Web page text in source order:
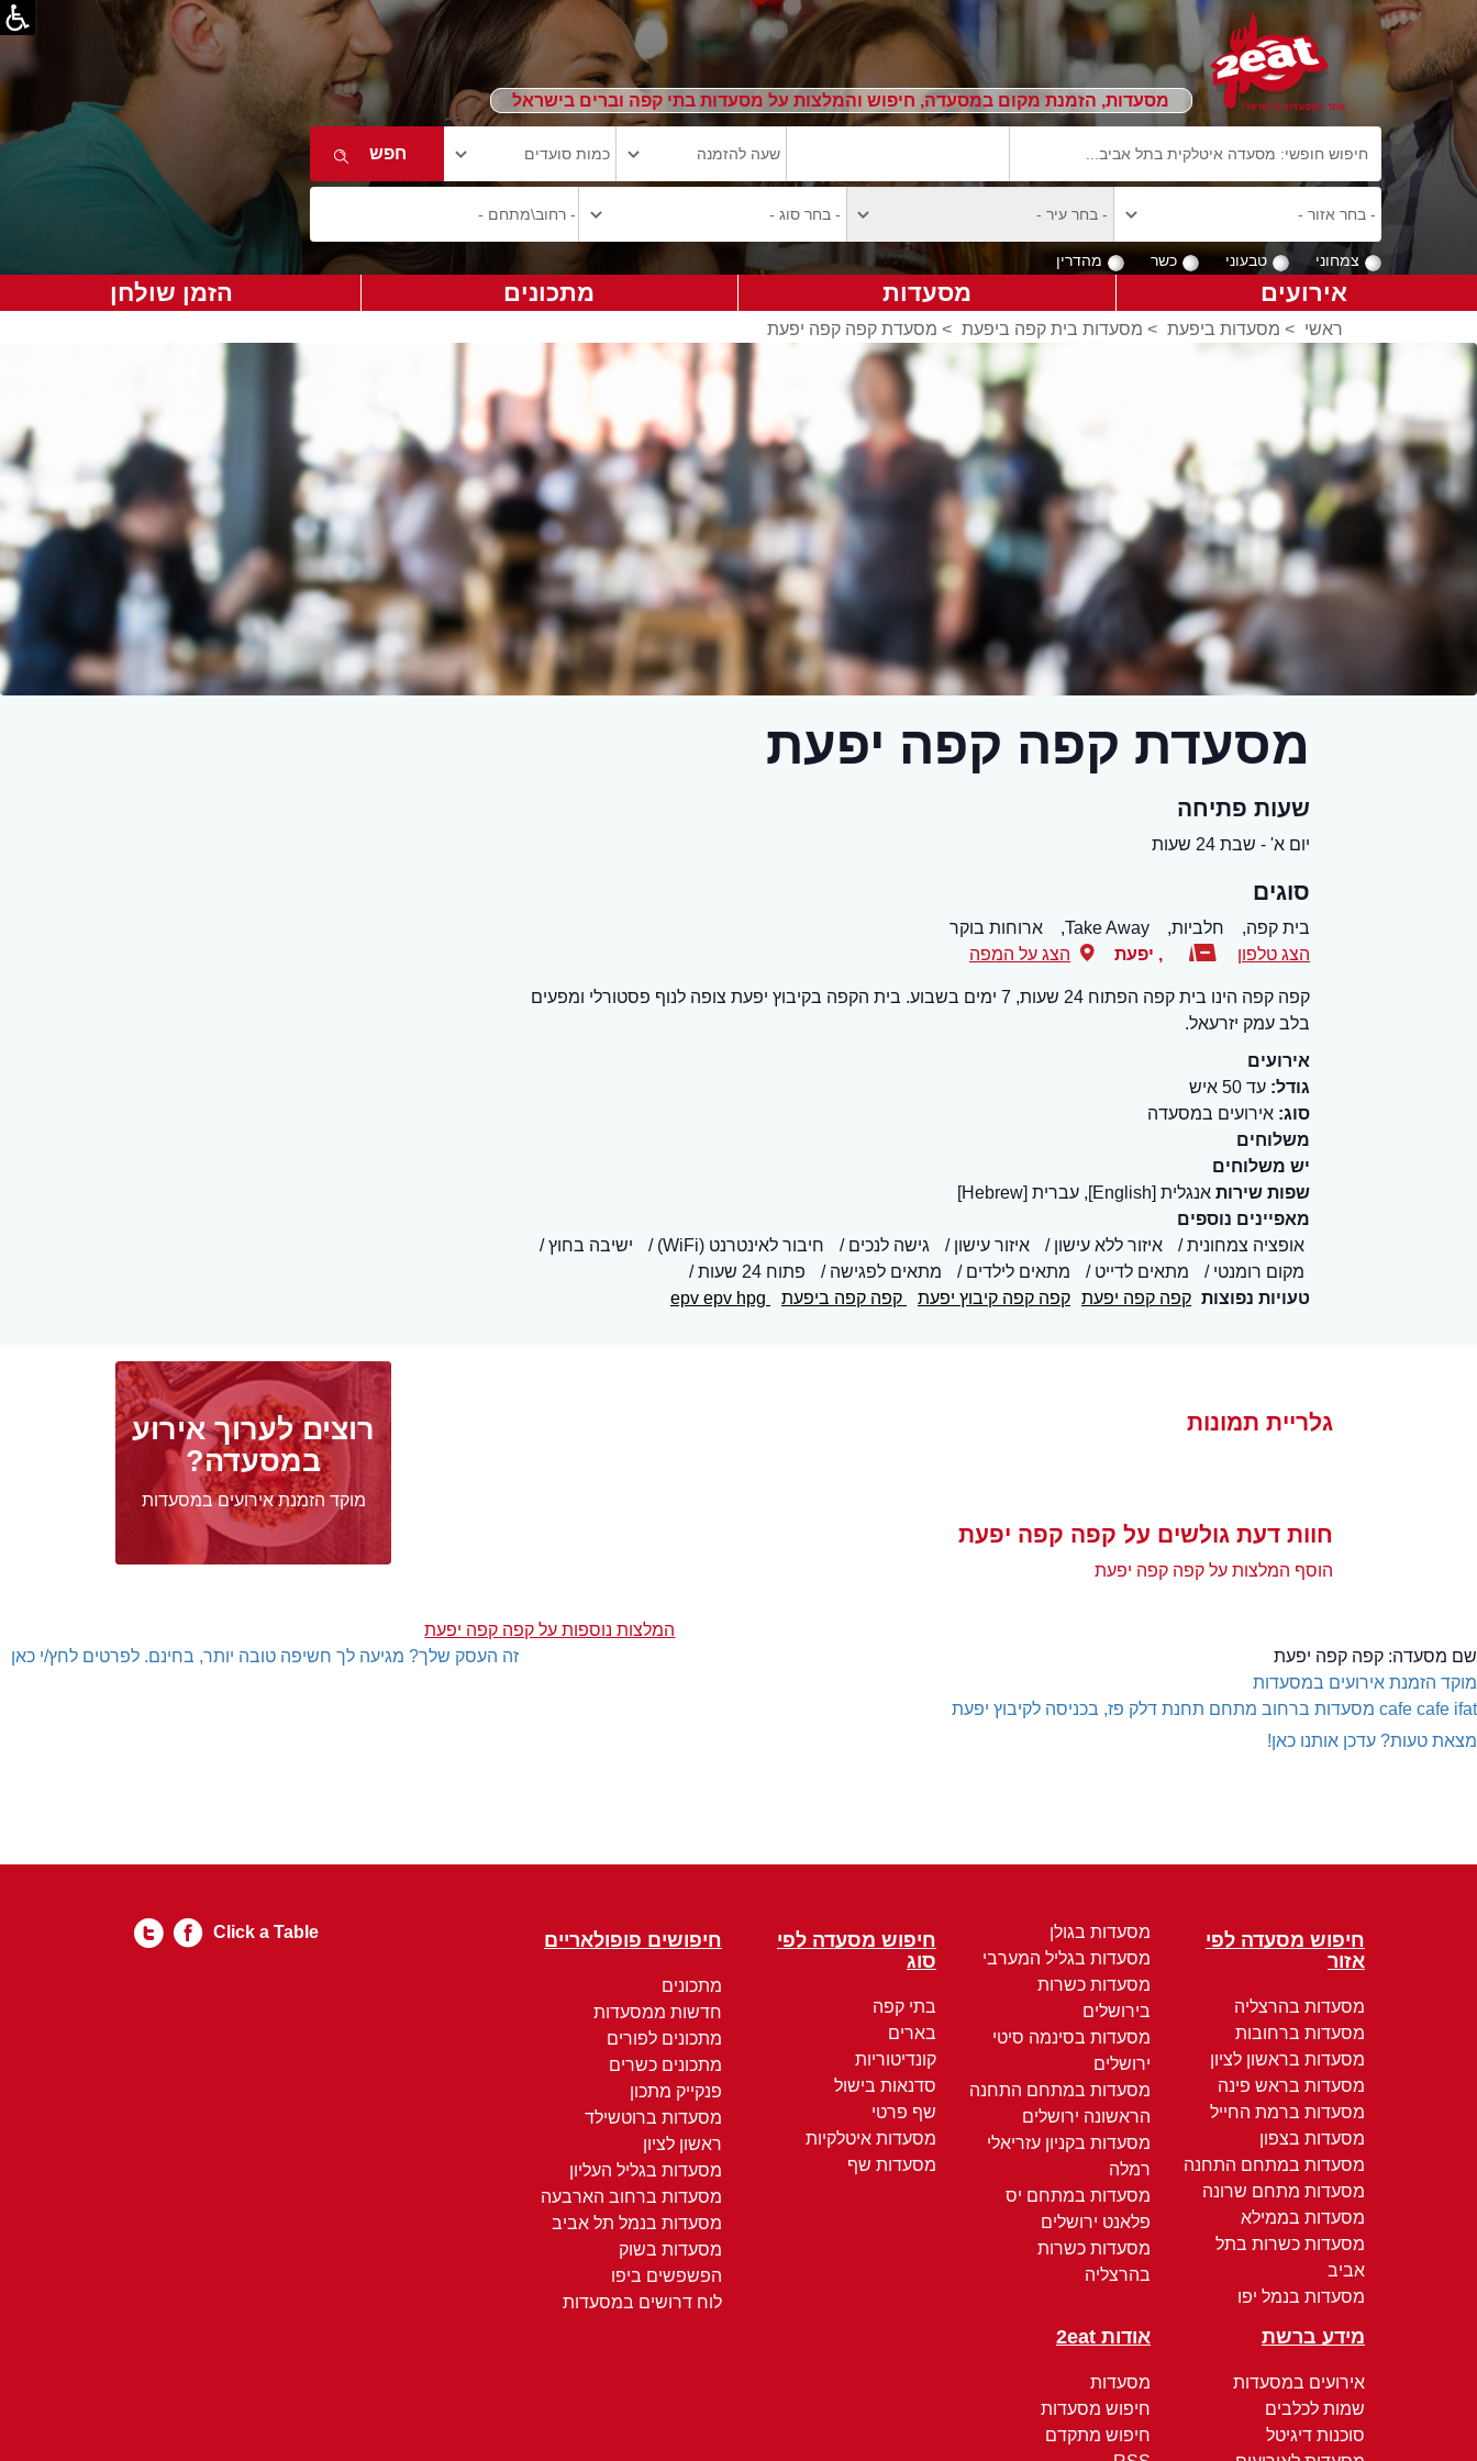
מסעדות, הזמנת מקום במסעדה, חיפוש והמלצות על מסעדות בתי קפה וברים בישראל
צמחוני טבעוני כשר מהדרין
אירועים מסעדות מתכונים הזמן שולחן
ראשי > מסעדות ביפעת > מסעדות בית קפה ביפעת > מסעדת קפה קפה יפעת
מסעדת קפה קפה יפעת
שעות פתיחה
יום א' - שבת 24 שעות
סוגים
בית קפה, חלביות, Take Away,
ארוחות בוקר
הצג טלפון
, יפעת הצג על המפה
קפה קפה הינו בית קפה הפתוח 24 שעות, 7 ימים בשבוע. בית הקפה בקיבוץ יפעת צופה לנוף פסטורלי ומפעים
בלב עמק יזרעאל.
אירועים
גודל: עד 50 איש
סוג: אירועים במסעדה
משלוחים
יש משלוחים
שפות שירות אנגלית [English], עברית [Hebrew]
מאפיינים נוספים
אופציה צמחונית
איזור ללא עישון איזור עישון גישה לנכים חיבור לאינטרנט (WiFi)
ישיבה בחוץ
מקום רומנטי
מתאים לדייט מתאים לילדים מתאים לפגישה
פתוח 24 שעות
טעויות נפוצות קפה קפה יפעת קפה קפה קיבוץ יפעת קפה קפה ביפעת
גלריית תמונות
חוות דעת גולשים על קפה קפה יפעת
הוסף המלצות על קפה קפה יפעת
המלצות נוספות על קפה קפה יפעת
רוצים לערוך אירוע
במסעדה?
מוקד הזמנת אירועים במסעדות
זה העסק שלך? מגיעה לך חשיפה טובה יותר, בחינם. לפרטים לחץ/י כאן שם מסעדה: קפה קפה יפעת
מוקד הזמנת אירועים במסעדות
cafe cafe ifat מסעדות ברחוב מתחם תחנת דלק פז, בכניסה לקיבוץ יפעת
מצאת טעות? עדכן אותנו כאן!
חיפוש מסעדה לפי
אזור
מסעדות בהרצליה
מסעדות ברחובות
מסעדות בראשון לציון
מסעדות בראש פינה
מסעדות ברמת החייל
מסעדות בצפון
מסעדות במתחם התחנה
מסעדות מתחם שרונה
מסעדות בממילא
מסעדות כשרות בתל
אביב
מסעדות בנמל יפו
מסעדות בגולן
מסעדות בגליל המערבי
מסעדות כשרות
בירושלים
מסעדות בסינמה סיטי
ירושלים
מסעדות במתחם התחנה
הראשונה ירושלים
מסעדות בקניון עזריאלי
רמלה
מסעדות במתחם יס
פלאנט ירושלים
מסעדות כשרות
בהרצליה
חיפוש מסעדה לפי
סוג
בתי קפה
בארים
קונדיטוריות
סדנאות בישול
שף פרטי
מסעדות איטלקיות
מסעדות שף
חיפושים פופולאריים
מתכונים
חדשות ממסעדות
מתכונים לפורים
מתכונים כשרים
פנקייק מתכון
מסעדות ברוטשילד
ראשון לציון
מסעדות בגליל העליון
מסעדות ברחוב הארבעה
מסעדות בנמל תל אביב
מסעדות בשוק
הפשפשים ביפו
לוח דרושים במסעדות
מידע ברשת
אירועים במסעדות
שמות לכלבים
סוכנות דיגיטל
אודות 2eat
מסעדות
חיפוש מסעדות
חיפוש מתקדם
Click a Table